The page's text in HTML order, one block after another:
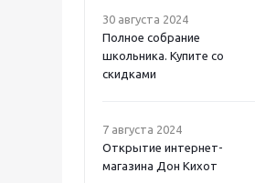
30 августа 2024
Полное собрание
школьника. Купите со
скидками
7 августа 2024
Открытие интернет-
магазина Дон Кихот